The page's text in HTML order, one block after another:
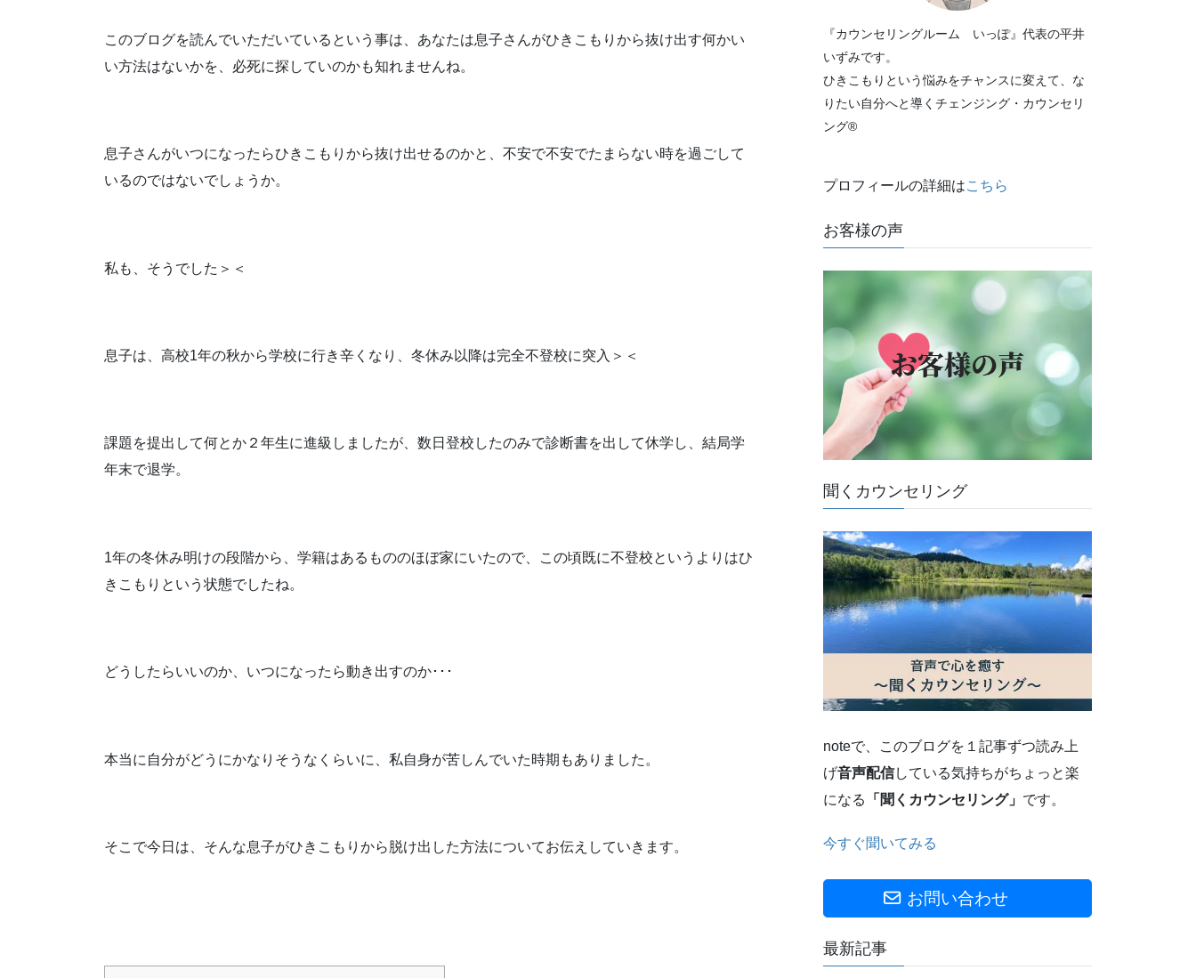
使
い。
このブログを読んでいただいているという事は、あなたは息子さんがひきこもりから抜け出す何かい
い方法はないかを、必死に探していのかも知れませんね。
息子さんがいつになったらひきこもりから抜け出せるのかと、不安で不安でたまらない時を過ごして
いるのではないでしょうか。
私も、そうでした＞＜
息子は、高校1年の秋から学校に行き辛くなり、冬休み以降は完全不登校に突入＞＜
課題を提出して何とか２年生に進級しましたが、数日登校したのみで診断書を出して休学し、結局学
年末で退学。
1年の冬休み明けの段階から、学籍はあるもののほぼ家にいたので、この頃既に不登校というよりはひ
きこもりという状態でしたね。
どうしたらいいのか、いつになったら動き出すのか･･･
本当に自分がどうにかなりそうなくらいに、私自身が苦しんでいた時期もありました。
そこで今日は、そんな息子がひきこもりから脱け出した方法についてお伝えしていきます。
『カウンセリングルーム いっぽ』代表の平井
いずみです。
ひきこもりという悩みをチャンスに変えて、な
りたい自分へと導くチェンジング・カウンセリ
ング®
プロフィールの詳細はこちら
お客様の声
聞くカウンセリング
noteで、このブログを１記事ずつ読み上
げ音声配信している気持ちがちょっと楽
になる
「聞くカウンセリング」 です。
今すぐ聞いてみる
お問い合わせ
最新記事